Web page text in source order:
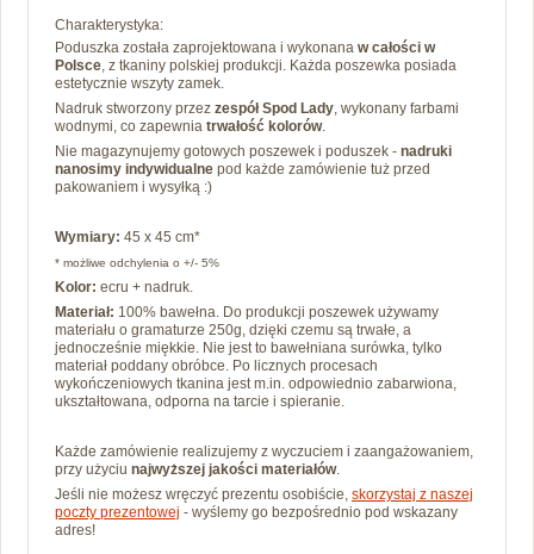
Charakterystyka:
Poduszka została zaprojektowana i wykonana w całości w
Polsce, z tkaniny polskiej produkcji. Każda poszewka posiada
estetycznie wszyty zamek.
Nadruk stworzony przez zespół Spod Lady, wykonany farbami
wodnymi, co zapewnia trwałość kolorów.
Nie magazynujemy gotowych poszewek i poduszek - nadruki
nanosimy indywidualne pod każde zamówienie tuż przed
pakowaniem i wysyłką :)
Wymiary: 45 x 45 cm*
* możliwe odchylenia o +/- 5%
Kolor: ecru + nadruk.
Materiał: 100% bawełna. Do produkcji poszewek używamy
materiału o gramaturze 250g, dzięki czemu są trwałe, a
jednocześnie miękkie. Nie jest to bawełniana surówka, tylko
materiał poddany obróbce. Po licznych procesach
wykończeniowych tkanina jest m.in. odpowiednio zabarwiona,
ukształtowana, odporna na tarcie i spieranie.
Każde zamówienie realizujemy z wyczuciem i zaangażowaniem,
przy użyciu najwyższej jakości materiałów.
Jeśli nie możesz wręczyć prezentu osobiście, skorzystaj z naszej
poczty prezentowej - wyślemy go bezpośrednio pod wskazany
adres!